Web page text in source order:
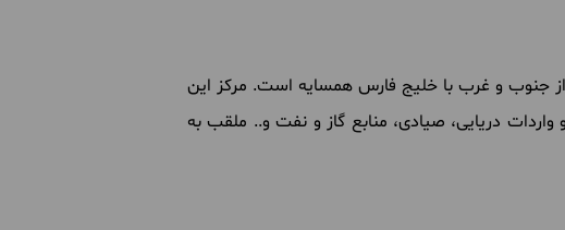
از جنوب و غرب با خلیج فارس همسایه است. مرکز این
دریایی، صیادی، منابع گاز و نفت و.. ملقب به